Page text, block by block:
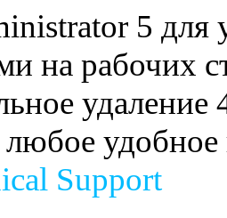
5 для
на рабочих
удобное
Support